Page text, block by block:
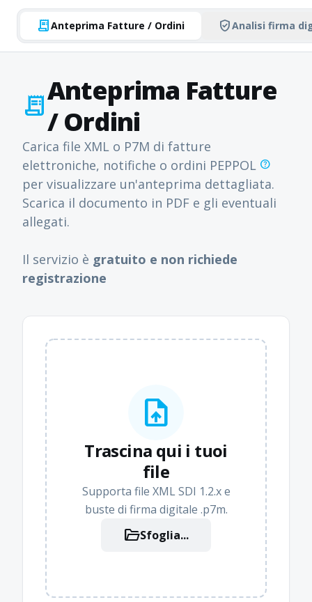
receipt_longAnteprima Fatture / Ordini verified_userAnalisi firma
receipt_longAnteprima Fatture
/ Ordini
Carica file XML o P7M di fatture
elettroniche, notifiche o ordini PEPPOL help
per visualizzare un'anteprima dettagliata.
Scarica il documento in PDF e gli eventuali
allegati.
Il servizio è gratuito e non richiede
registrazione
upload_file
Trascina qui i tuoi
file
Supporta file XML SDI 1.2.x e
buste di firma digitale .p7m.
folder_openSfoglia...